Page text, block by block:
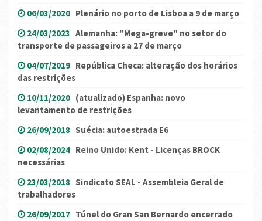
06/03/2020 Plenário no porto de Lisboa a 9 de março
24/03/2023 Alemanha: "Mega-greve" no setor do
transporte de passageiros a 27 de março
04/07/2019 República Checa: alteração dos horários
das restrições
10/11/2020 (atualizado) Espanha: novo
levantamento de restrições
26/09/2018 Suécia: autoestrada E6
02/08/2024 Reino Unido: Kent - Licenças BROCK
necessárias
23/03/2018 Sindicato SEAL - Assembleia Geral de
trabalhadores
26/09/2017 Túnel do Gran San Bernardo encerrado